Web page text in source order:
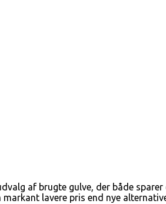
af brugte gulve, der både sparer
lavere pris end nye